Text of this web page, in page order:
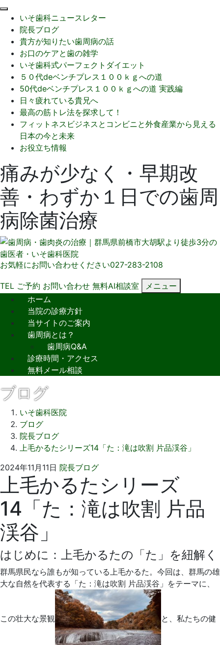
いそ歯科ニュースレター
院長ブログ
貴方が知りたい歯周病の話
お口のケアと歯の雑学
いそ歯科式パーフェクトダイエット
５０代deベンチプレス１００ｋｇへの道
50代deベンチプレス１００ｋｇへの道 実践編
日々疲れている貴兄へ
最高の筋トレ法を探求して！
フィットネスビジネスとコンビニと外食産業から見える
日本の今と未来
お役立ち情報
痛みが少なく・早期改
善・わずか１日での歯周
病除菌治療
お気軽にお問い合わせください027-283-2108
TEL ご予約 お問い合わせ 無料AI相談室
メニュー
ホーム
当院の診療方針
当サイトのご案内
歯周病とは？
歯周病Q&A
診療時間・アクセス
無料メール相談
ブログ
いそ歯科医院
ブログ
院長ブログ
上毛かるたシリーズ14「た：滝は吹割 片品渓谷」
2024年11月11日 院長ブログ2024
年
11
月
1
い
そ
歯
科
医
上毛かるたシリーズ
14「た：滝は吹割 片品
渓谷」
はじめに：上毛かるたの「た」を紐解く
群馬県民なら誰もが知っている上毛かるた。今回は、群馬の雄
大な自然を代表する「た：滝は吹割 片品渓谷」をテーマに、
この壮大な景観 と、私たちの健